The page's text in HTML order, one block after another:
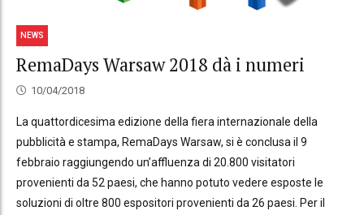
NEWS
RemaDays Warsaw 2018 dà i numeri
10/04/2018
La quattordicesima edizione della fiera internazionale della
pubblicità e stampa, RemaDays Warsaw, si è conclusa il 9
febbraio raggiungendo un’affluenza di 20.800 visitatori
provenienti da 52 paesi, che hanno potuto vedere esposte le
soluzioni di oltre 800 espositori provenienti da 26 paesi. Per il